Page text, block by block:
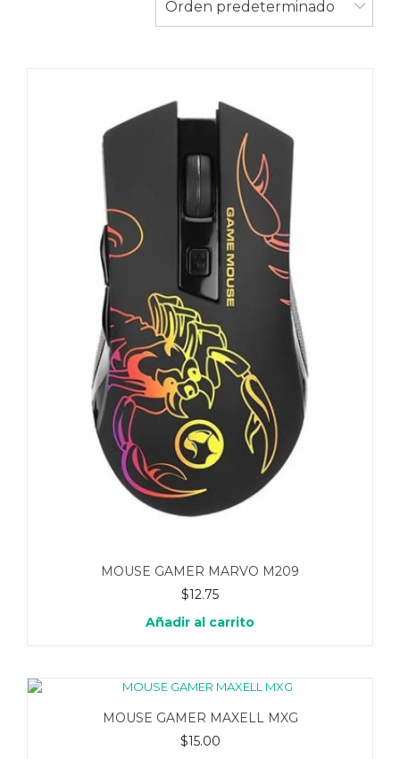
Orden predeterminado
MOUSE GAMER MARVO M209
$12.75
Añadir al carrito
MOUSE GAMER MAXELL MXG
$15.00